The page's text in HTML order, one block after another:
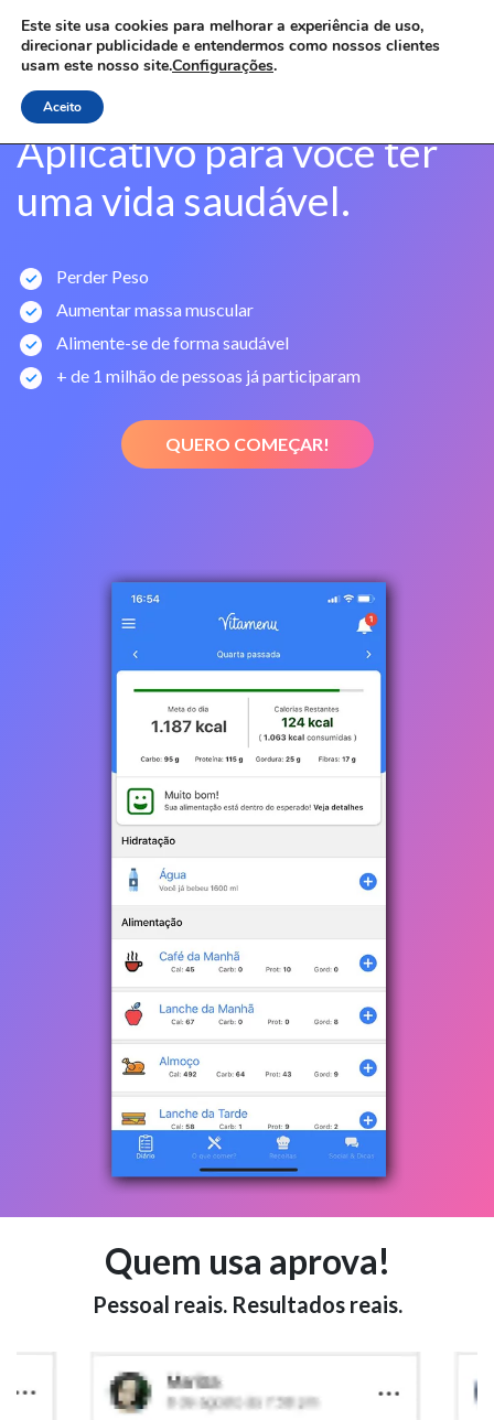
Aplicativo para você ter
uma vida saudável.
Perder Peso
Aumentar massa muscular
Alimente-se de forma saudável
+ de 1 milhão de pessoas já participaram
QUERO COMEÇAR!
Quem usa aprova!
Pessoal reais. Resultados reais.
Este site usa cookies para melhorar a experiência de uso,
direcionar publicidade e entendermos como nossos clientes
usam este nosso site.Configurações.
Aceito